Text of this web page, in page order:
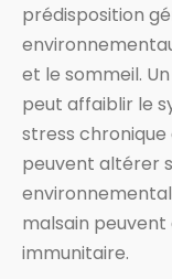
prédisposition
et le sommeil.
peut affaiblir le
stress chronique
peuvent altérer
malsain
immunitaire.